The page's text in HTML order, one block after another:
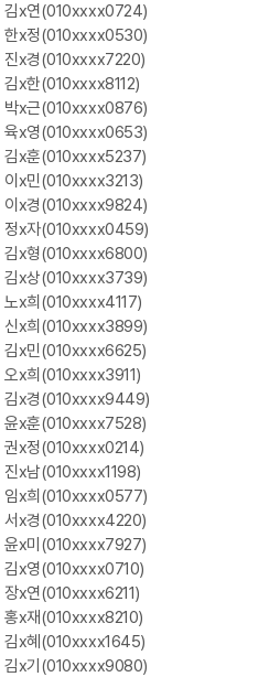
김x연(010xxxx0724)
한x정(010xxxx0530)
진x경(010xxxx7220)
김x한(010xxxx8112)
박x근(010xxxx0876)
육x영(010xxxx0653)
김x훈(010xxxx5237)
이x민(010xxxx3213)
이x경(010xxxx9824)
정x자(010xxxx0459)
김x형(010xxxx6800)
김x상(010xxxx3739)
노x희(010xxxx4117)
신x희(010xxxx3899)
김x민(010xxxx6625)
오x희(010xxxx3911)
김x경(010xxxx9449)
윤x훈(010xxxx7528)
권x정(010xxxx0214)
진x남(010xxxx1198)
임x희(010xxxx0577)
서x경(010xxxx4220)
윤x미(010xxxx7927)
김x영(010xxxx0710)
장x연(010xxxx6211)
홍x재(010xxxx8210)
김x혜(010xxxx1645)
김x기(010xxxx9080)